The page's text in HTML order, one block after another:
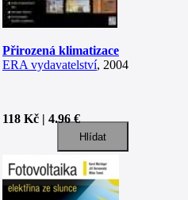
Přirozená klimatizace
ERA vydavatelství, 2004
118 Kč | 4.96 €